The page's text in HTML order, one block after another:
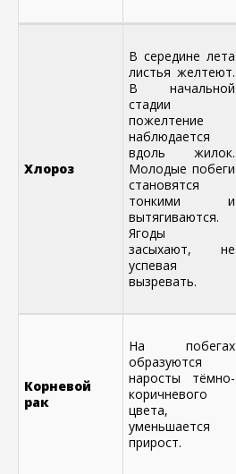
Хлороз
В середине лета
листья желтеют.
В начальной
стадии
пожелтение
наблюдается
вдоль жилок.
Молодые побеги
становятся
тонкими и
вытягиваются.
Ягоды
засыхают, не
успевая
вызревать.
Корневой
рак
На побегах
образуются
наросты тёмно-
коричневого
цвета,
уменьшается
прирост.